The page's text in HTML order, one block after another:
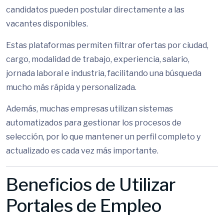
candidatos pueden postular directamente a las
vacantes disponibles.
Estas plataformas permiten filtrar ofertas por ciudad,
cargo, modalidad de trabajo, experiencia, salario,
jornada laboral e industria, facilitando una búsqueda
mucho más rápida y personalizada.
Además, muchas empresas utilizan sistemas
automatizados para gestionar los procesos de
selección, por lo que mantener un perfil completo y
actualizado es cada vez más importante.
Beneficios de Utilizar
Portales de Empleo